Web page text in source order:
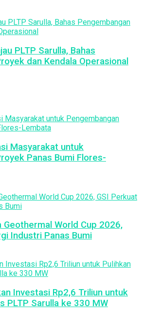
PLTP Sarulla, Bahas
dan Kendala Operasional
Masyarakat untuk
Panas Bumi Flores-
Geothermal World Cup 2026,
Industri Panas Bumi
Investasi Rp2,6 Triliun untuk
PLTP Sarulla ke 330 MW